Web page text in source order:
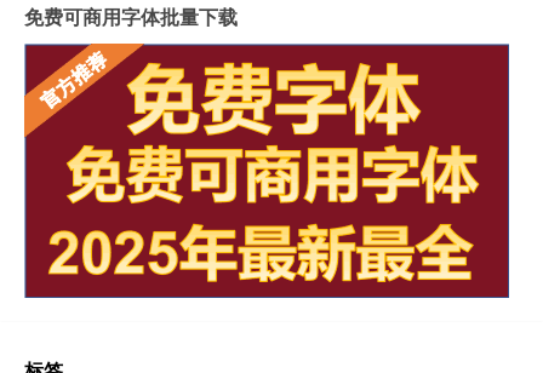
免费可商用字体批量下载